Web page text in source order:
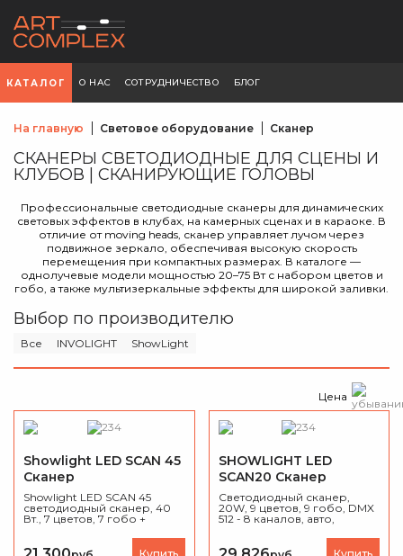
КАТАЛОГ О НАС СОТРУДНИЧЕСТВО БЛОГ
На главную Световое оборудование Сканер
СКАНЕРЫ СВЕТОДИОДНЫЕ ДЛЯ СЦЕНЫ И
КЛУБОВ | СКАНИРУЮЩИЕ ГОЛОВЫ
Профессиональные светодиодные сканеры для динамических
световых эффектов в клубах, на камерных сценах и в караоке. В
отличие от moving heads, сканер управляет лучом через
подвижное зеркало, обеспечивая высокую скорость
перемещения при компактных размерах. В каталоге —
однолучевые модели мощностью 20–75 Вт с набором цветов и
гобо, а также мультизеркальные эффекты для широкой заливки.
Выбор по производителю
Все INVOLIGHT ShowLight
Цена
Showlight LED SCAN 45
Сканер
Showlight LED SCAN 45
светодиодный сканер, 40
Вт., 7 цветов, 7 гобо +
активация/Master-Slave/Auto,
Строб, трясение гобо, Вес
SHOWLIGHT LED
SCAN20 Сканер
Светодиодный сканер,
20W, 9 цветов, 9 гобо, DMX
512 - 8 каналов, авто,